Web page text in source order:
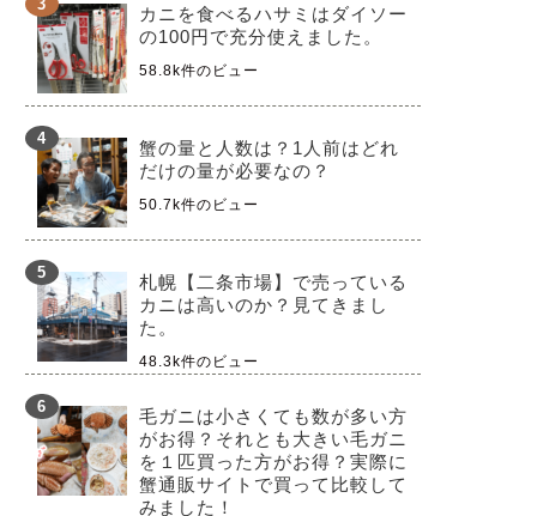
カニを食べるハサミはダイソー
の100円で充分使えました。
58.8k件のビュー
蟹の量と人数は？1人前はどれ
だけの量が必要なの？
50.7k件のビュー
札幌【二条市場】で売っている
カニは高いのか？見てきまし
た。
48.3k件のビュー
毛ガニは小さくても数が多い方
がお得？それとも大きい毛ガニ
を１匹買った方がお得？実際に
蟹通販サイトで買って比較して
みました！